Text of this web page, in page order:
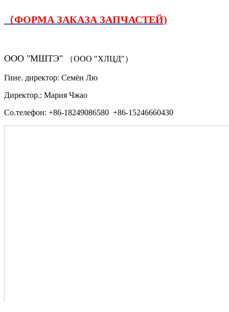
（ФОРМА ЗАКАЗА ЗАПЧАСТЕЙ)
ООО "МШТЭ" （ООО "ХЛЦД"）
Гине. директор: Семён Лю
Директор.: Мария Чжао
Со.телефон: +86-18249086580 +86-15246660430